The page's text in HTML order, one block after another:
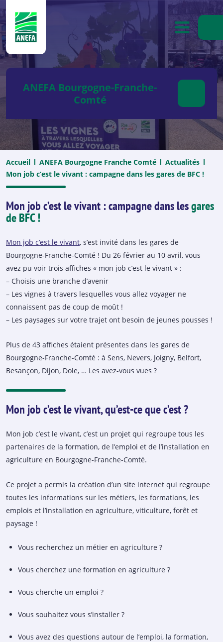
OUVRIR
ANEFA Bourgogne-Franche-
Comté
Accueil ANEFA Bourgogne Franche Comté
Actualités
Mon job c’est le vivant : campagne dans les gares de BFC !
Mon job c’est le vivant : campagne dans lesgares
de BFC !
Mon job c’est le vivant, s’est invité dans les gares de
Bourgogne-Franche-Comté ! Du 26 février au 10 avril, vous
avez pu voir trois affiches « mon job c’est le vivant » :
– Choisis une branche d’avenir
– Les vignes à travers lesquelles vous allez voyager ne
connaissent pas de coup de moût !
– Les paysages sur votre trajet ont besoin de jeunes pousses !
Plus de 43 affiches étaient présentes dans les gares de
Bourgogne-Franche-Comté : à Sens, Nevers, Joigny, Belfort,
Besançon, Dijon, Dole, … Les avez-vous vues ?
Mon job c’est le vivant, qu’est-ce que c’est ?
Mon job c’est le vivant, c’est un projet qui regroupe tous les
partenaires de la formation, de l’emploi et de l’installation en
agriculture en Bourgogne-Franche-Comté.
Ce projet a permis la création d’un site internet qui regroupe
toutes les informations sur les métiers, les formations, les
emplois et l’installation en agriculture, viticulture, forêt et
paysage !
Vous recherchez un métier en agriculture ?
Vous cherchez une formation en agriculture ?
Vous cherche un emploi ?
Vous souhaitez vous s’installer ?
Vous avez des questions autour de l’emploi, la formation,